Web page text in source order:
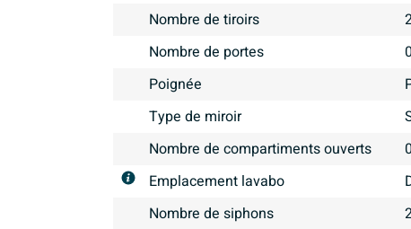
Nombre de tiroirs
Nombre de portes
Poignée
Type de miroir
Nombre de compartiments ouverts
Emplacement lavabo
Nombre de siphons